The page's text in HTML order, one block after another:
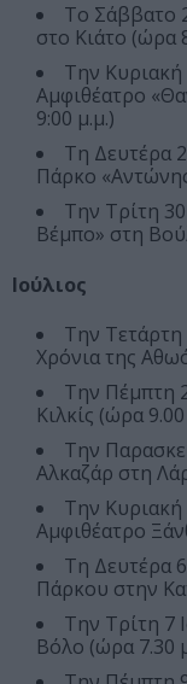
Το Σάββατο
στο Κιάτο (ώρα
Την Κυριακή
Αμφιθέατρο
9:00 μ.μ.)
Τη Δευτέρα
Πάρκο
Την Τρίτη
Βέμπο» στη
Ιούλιος
Την Τετάρτη
Χρόνια της
Την Πέμπτη
Κιλκίς (ώρα
Την
Αλκαζάρ στη
Την Κυριακή
Αμφιθέατρο
Τη Δευτέρα
Πάρκου στην
Την Τρίτη 7
Βόλο (ώρα 7.30